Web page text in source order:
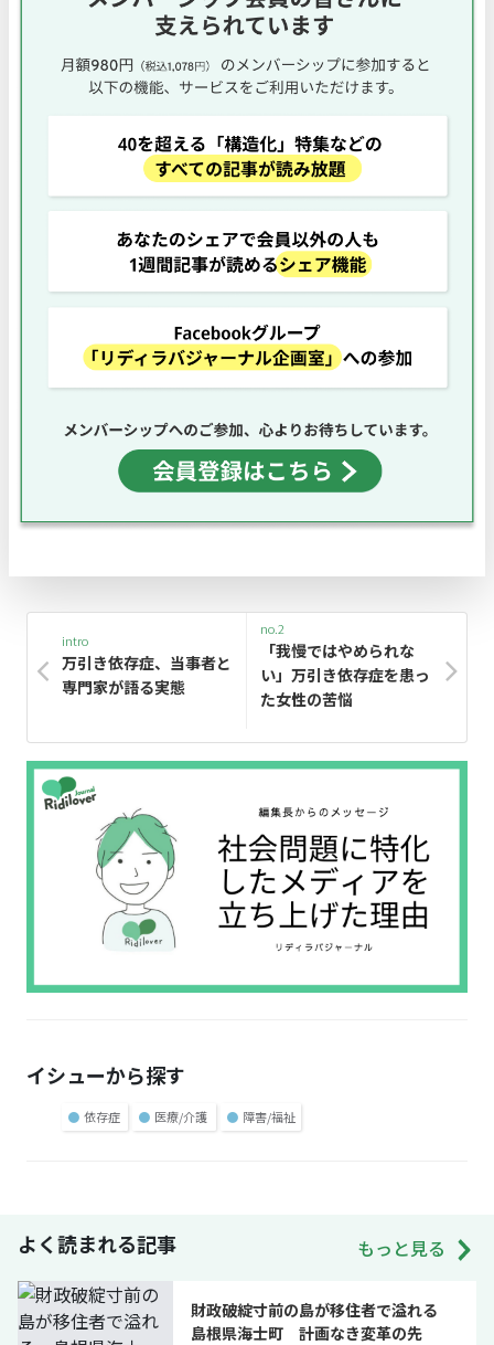
intro
万引き依存症、当事者と
専門家が語る実態
no.2
「我慢ではやめられな
い」万引き依存症を患っ
た女性の苦悩
イシューから探す
● 依存症 ● 医療/介護 ● 障害/福祉
よく読まれる記事 もっと見る
財政破綻寸前の島が移住者で溢れる
島根県海士町 計画なき変革の先